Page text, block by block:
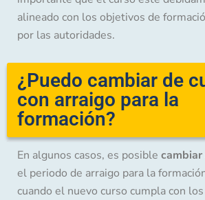
alineado con los objetivos de
por las autoridades.
¿Puedo cambiar de
con arraigo para la
formación?
En algunos casos, es posible cambiar
el periodo de arraigo para la
cuando el nuevo curso cumpla con